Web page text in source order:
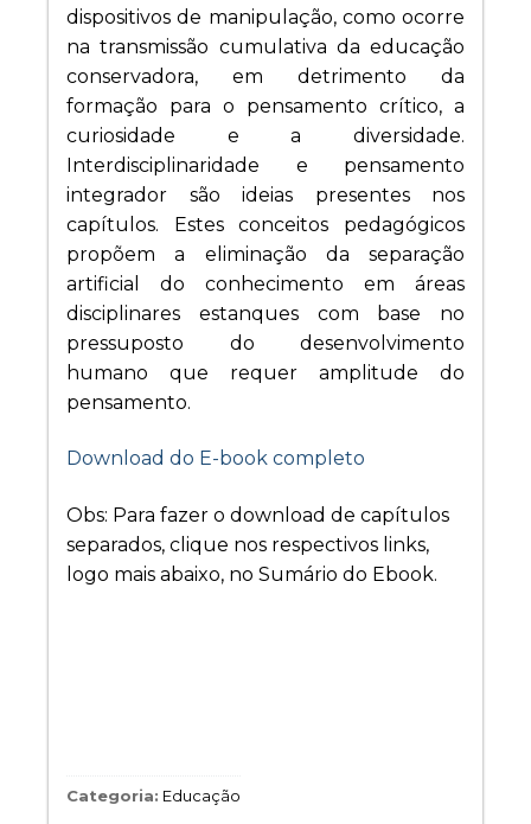
dispositivos de manipulação, como ocorre
na transmissão cumulativa da educação
conservadora, em detrimento da
formação para o pensamento crítico, a
curiosidade e a diversidade.
Interdisciplinaridade e pensamento
integrador são ideias presentes nos
capítulos. Estes conceitos pedagógicos
propõem a eliminação da separação
artificial do conhecimento em áreas
disciplinares estanques com base no
pressuposto do desenvolvimento
humano que requer amplitude do
pensamento.
Download do E-book completo
Obs: Para fazer o download de capítulos
separados, clique nos respectivos links,
logo mais abaixo, no Sumário do Ebook.
Categoria: Educação